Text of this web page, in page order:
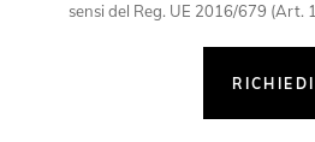
sensi del Reg. UE 2016/679 (Art.